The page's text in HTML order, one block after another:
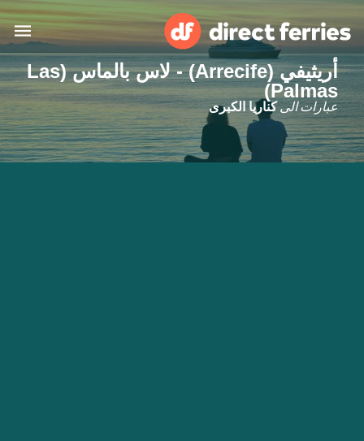
البلدان
تذاكر العبّارة
أريثيفي (Arrecife) - لاس بالماس (Las
Palmas)
عبارات الىكناريا الكبرى